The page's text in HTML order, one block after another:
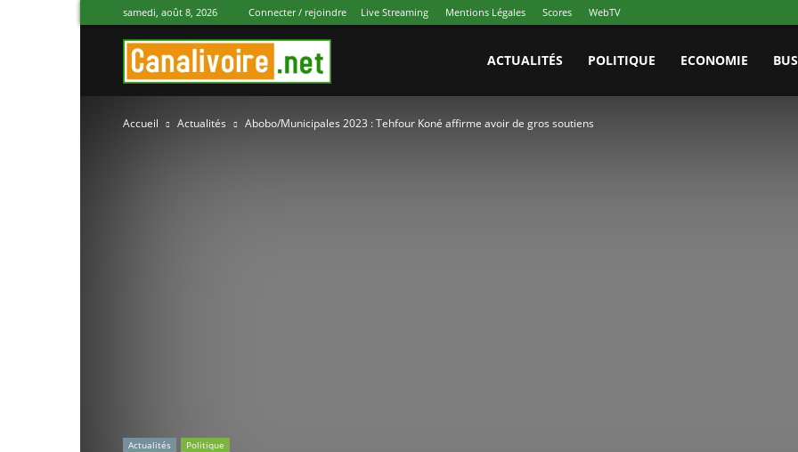
samedi, août 8, 2026 Connecter / rejoindre Live Streaming Mentions Légales Scores WebTV
Ivoire
ACTUALITÉS POLITIQUE ECONOMIE
Accueil Actualités Abobo/Municipales 2023 : Tehfour Koné affirme avoir de gros soutiens
Actualités Politique